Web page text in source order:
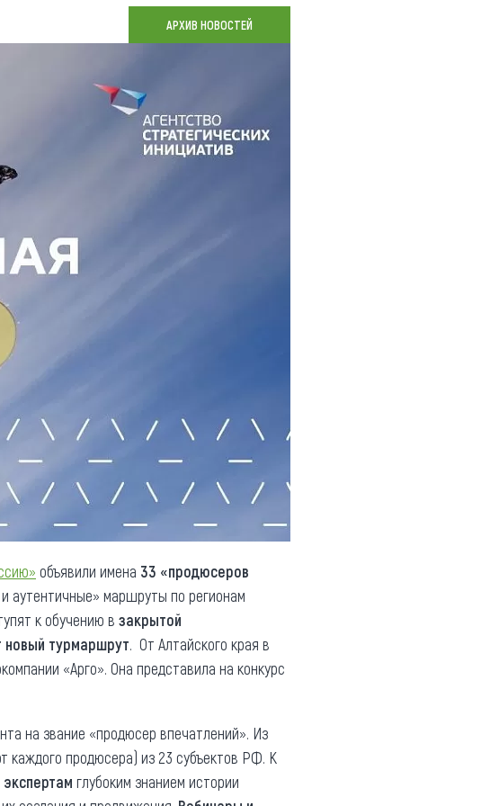
Коллекция впечатлений
Фотогалерея
АРХИВ НОВОСТЕЙ
объявили имена 33 «продюсеров
аутентичные» маршруты по регионам
к обучению в закрытой
новый турмаршрут. От Алтайского края в
«Арго». Она представила на конкурс
на звание «продюсер впечатлений». Из
продюсера) из 23 субъектов РФ. К
глубоким знанием истории